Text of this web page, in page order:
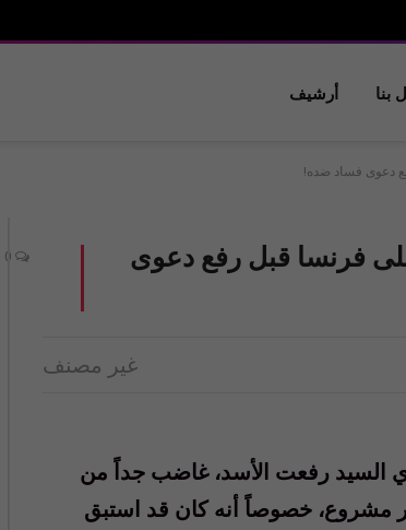
بنا أرشيف
دعوى فساد ضده!
فرنسا قبل رفع دعوى
غير مصنف
السيد رفعت الأسد، غاضب جداً من
مشروع، خصوصاً أنه كان قد استبق